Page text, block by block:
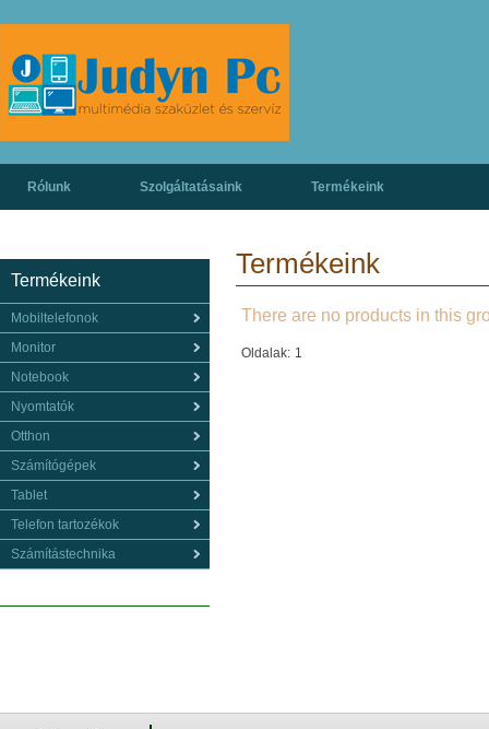
Rólunk Szolgáltatásaink Termékeink
Termékeink
There are no products in this
Oldalak: 1
Termékeink
Mobiltelefonok
Monitor
Notebook
Nyomtatók
Otthon
Számítógépek
Tablet
Telefon tartozékok
Számítástechnika